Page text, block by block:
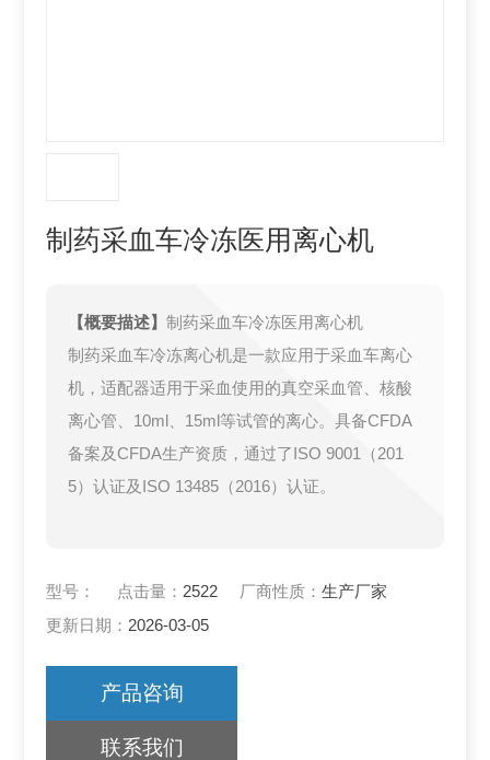
制药采血车冷冻医用离心机
【概要描述】制药采血车冷冻医用离心机
制药采血车冷冻离心机是一款应用于采血车离心
机，适配器适用于采血使用的真空采血管、核酸
离心管、10ml、15ml等试管的离心。具备CFDA
备案及CFDA生产资质，通过了ISO 9001（201
5）认证及ISO 13485（2016）认证。
型号： 点击量： 2522 厂商性质：生产厂家
更新日期： 2026-03-05
产品咨询
联系我们